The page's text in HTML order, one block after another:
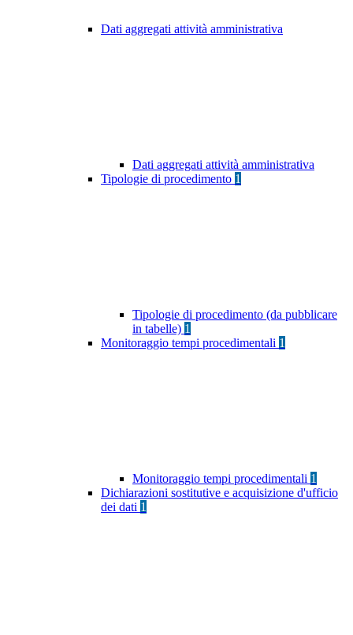
Dati aggregati attività amministrativa
Dati aggregati attività amministrativa
Tipologie di procedimento 1
Tipologie di procedimento (da pubblicare
in tabelle) 1
Monitoraggio tempi procedimentali 1
Monitoraggio tempi procedimentali 1
Dichiarazioni sostitutive e acquisizione d'ufficio
dei dati 1